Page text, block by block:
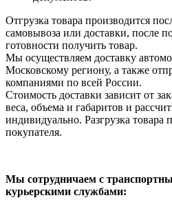
Отгрузка товара производится
самовывоза или доставки, после
готовности получить товар.
Мы осуществляем доставку
Московскому региону, а также
компаниями по всей России.
Стоимость доставки зависит от
веса, объема и габаритов и
индивидуально. Разгрузка товара
покупателя.
Мы сотрудничаем с
курьерскими службами: